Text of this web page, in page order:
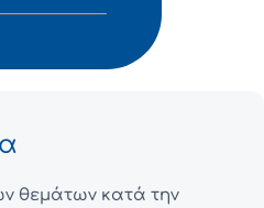
θεμάτων κατά την